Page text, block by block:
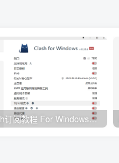
Clash订阅教程 For Windows中文使用图文教程